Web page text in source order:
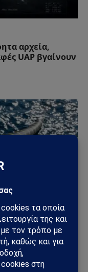
αρχεία,
UAP βγαίνουν
Η
GSI – Η Γαλλία
παιχνίδι